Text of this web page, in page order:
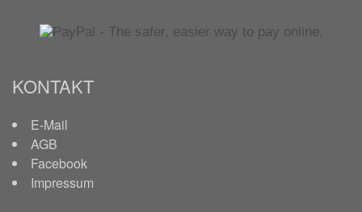
KONTAKT
E-Mail
AGB
Facebook
Impressum